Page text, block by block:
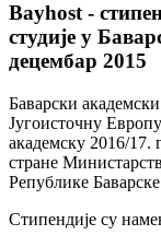
Bayhost -
студије у
децембар 2015
Баварски
Југоисточну
академску 2016/17.
стране
Републике
Стипендије су